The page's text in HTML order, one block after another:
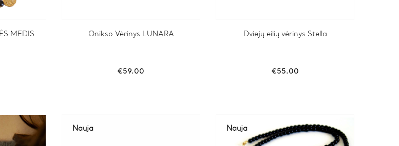
MEDIS Onikso Vėrinys LUNARA
€59.00
Dviejų eilių vėrinys Stella
€55.00
Nauja Nauja